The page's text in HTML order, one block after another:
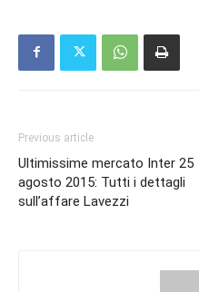
Previous article
Ultimissime mercato Inter 25
agosto 2015: Tutti i dettagli
sull’affare Lavezzi